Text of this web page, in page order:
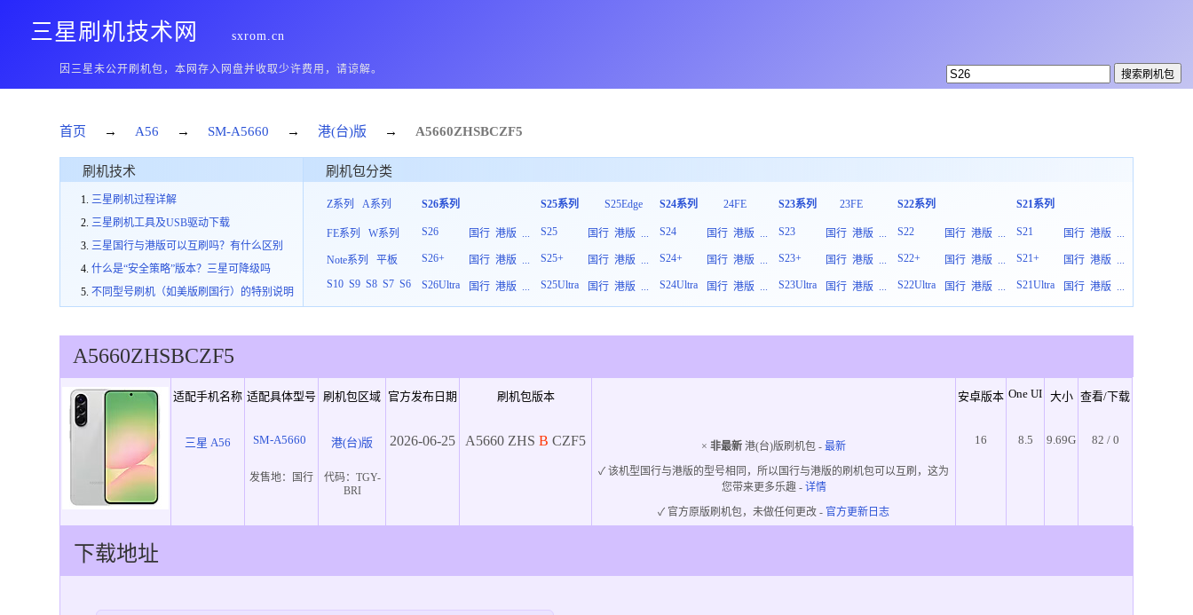
三星刷机技术网 sxrom.cn
因三星未公开刷机包，本网存入网盘并收取少许费用，请谅解。
首页 → A56 → SM-A5660 → 港(台)版 → A5660ZHSBCZF5
刷机技术
三星刷机过程详解
三星刷机工具及USB驱动下载
三星国行与港版可以互刷吗？有什么区别
什么是“安全策略”版本？三星可降级吗
不同型号刷机（如美版刷国行）的特别说明
刷机包分类
Z系列 A系列
FE系列 W系列
Note系列
平板
S10 S9 S8 S7 S6
S26系列
S26 国行 港版 ...
S26+
国行 港版 ...
S26Ultra
国行 港版 ...
S25系列 S25Edge
S25 国行 港版 ...
S25+
国行 港版 ...
S25Ultra
国行 港版 ...
S24系列 24FE
S24 国行 港版 ...
S24+
国行 港版 ...
S24Ultra
国行 港版 ...
S23系列 23FE
S23 国行 港版 ...
S23+
国行 港版 ...
S23Ultra
国行 港版 ...
S22系列
S22 国行 港版 ...
S22+
国行 港版 ...
S22Ultra
国行 港版 ...
S21系列
S21 国行 港版 ...
S21+
国行 港版 ...
S21Ultra
国行 港版 ...
A5660ZHSBCZF5
适配手机名称 适配具体型号 刷机包区域 官方发布日期 刷机包版本 安卓版本 One UI 大小 查看/下载
三星 A56 SM-A5660 港(台)版 2026-06-25 A5660 ZHS B CZF5 ×非最新 港(台)版刷机包 -最新
✓ 该机型国行与港版的型号相同，所以国行与港版的刷机包可以互刷，这为
您带来更多乐趣- 详情
✓ 官方原版刷机包，未做任何更改 - 官方更新日志
16 8.5 9.69G 82 / 0
发售地： 国行 代码： TGY-
BRI
下载地址